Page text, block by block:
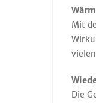
Mit
Die